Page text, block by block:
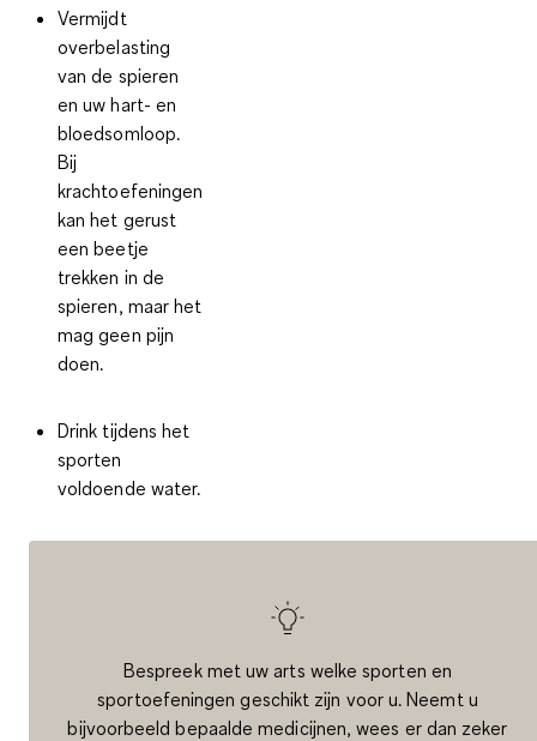
Vermijdt
overbelasting
van de spieren
en uw hart- en
bloedsomloop.
Bij
krachtoefeningen
kan het gerust
een beetje
trekken in de
spieren, maar het
mag geen pijn
doen.
Drink tijdens het
sporten
voldoende water.
Bespreek met uw arts welke sporten en
sportoefeningen geschikt zijn voor u. Neemt u
bijvoorbeeld bepaalde medicijnen, wees er dan zeker